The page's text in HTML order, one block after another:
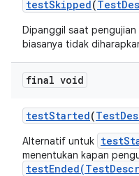
testSkipped(Test
Dipanggil saat
biasanya tidak
final void
testStarted(Test
Alternatif untuk
menentukan kapan